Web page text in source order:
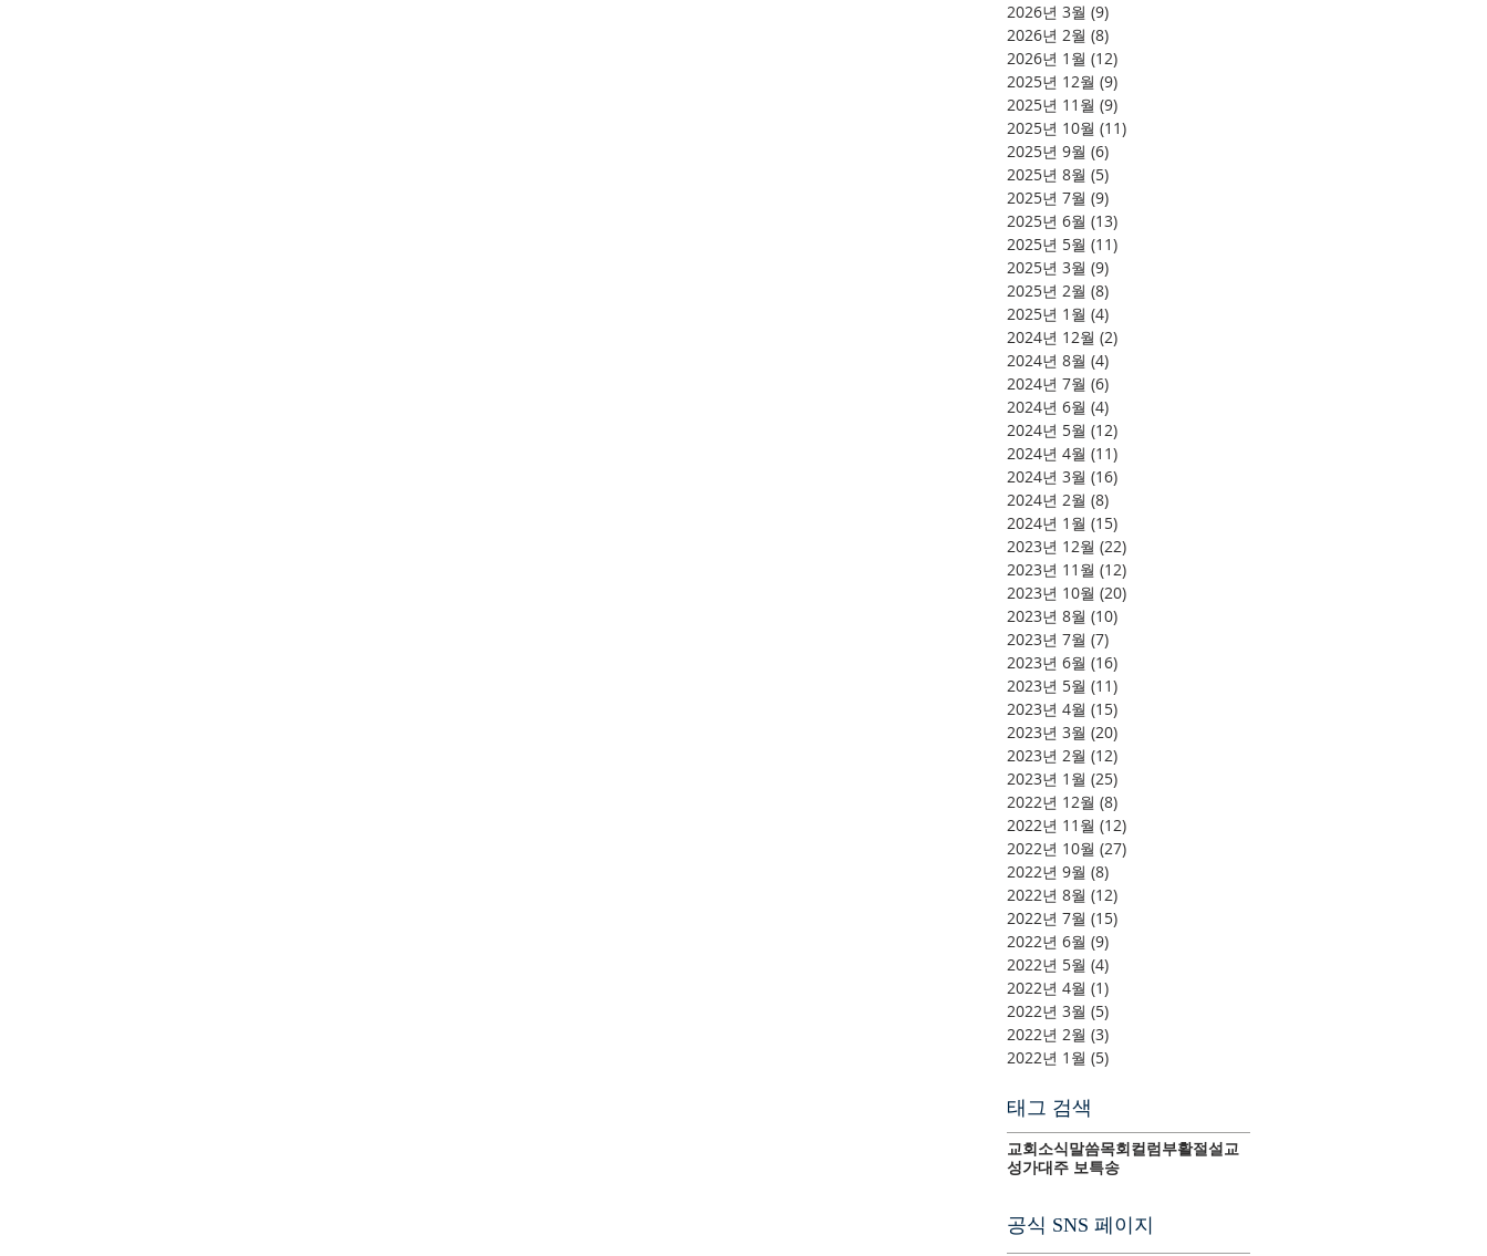
2026년 3월 (9)
2026년 2월 (8)
2026년 1월 (12)
2025년 12월 (9)
2025년 11월 (9)
2025년 10월 (11)
2025년 9월 (6)
2025년 8월 (5)
2025년 7월 (9)
2025년 6월 (13)
2025년 5월 (11)
2025년 3월 (9)
2025년 2월 (8)
2025년 1월 (4)
2024년 12월 (2)
2024년 8월 (4)
2024년 7월 (6)
2024년 6월 (4)
2024년 5월 (12)
2024년 4월 (11)
2024년 3월 (16)
2024년 2월 (8)
2024년 1월 (15)
2023년 12월 (22)
2023년 11월 (12)
2023년 10월 (20)
2023년 8월 (10)
2023년 7월 (7)
2023년 6월 (16)
2023년 5월 (11)
2023년 4월 (15)
2023년 3월 (20)
2023년 2월 (12)
2023년 1월 (25)
2022년 12월 (8)
2022년 11월 (12)
2022년 10월 (27)
2022년 9월 (8)
2022년 8월 (12)
2022년 7월 (15)
2022년 6월 (9)
2022년 5월 (4)
2022년 4월 (1)
2022년 3월 (5)
2022년 2월 (3)
2022년 1월 (5)
태그 검색
교회소식말씀목회컬럼 부활절설교
성가대 주 보특송
공식 SNS 페이지